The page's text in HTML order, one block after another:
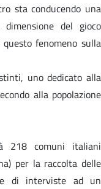
sta conducendo una
del gioco
fenomeno sulla
uno dedicato alla
alla popolazione
218 comuni italiani
per la raccolta delle
di interviste ad un